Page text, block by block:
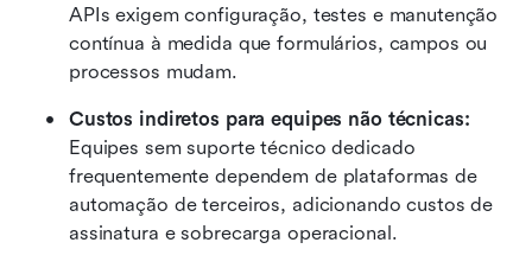
APIs exigem configuração, testes e manutenção
contínua à medida que formulários, campos ou
processos mudam.
Equipes sem suporte técnico dedicado
frequentemente dependem de plataformas de
automação de terceiros, adicionando custos de
assinatura e sobrecarga operacional.